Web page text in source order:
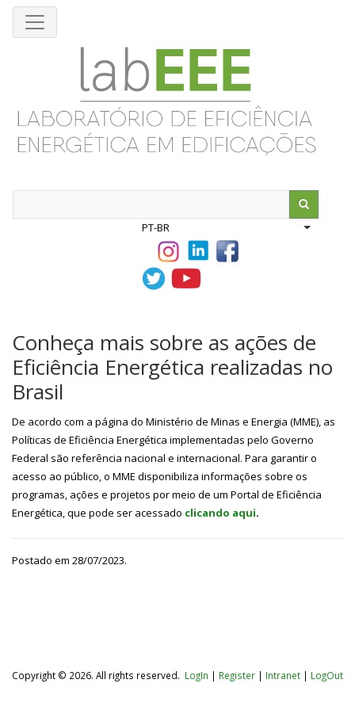
Pular
PT-BR
List
Conheça mais sobre as ações de
Eficiência Energética realizadas no
Brasil
De acordo com a página do Ministério de Minas e Energia (MME), as
Políticas de Eficiência Energética implementadas pelo Governo
Federal são referência nacional e internacional. Para garantir o
acesso ao público, o MME disponibiliza informações sobre os
programas, ações e projetos por meio de um Portal de Eficiência
Energética, que pode ser acessado clicando aqui.
Postado em 28/07/2023.
Copyright © 2026. All rights reserved. LogIn | Register | Intranet | LogOut